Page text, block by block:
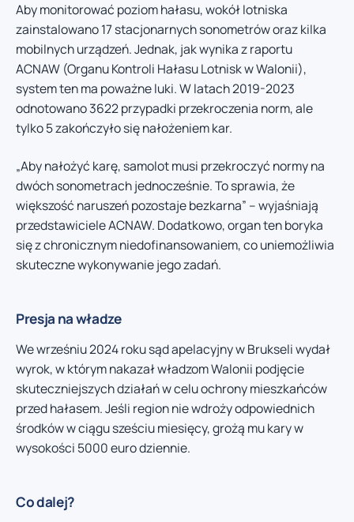
Aby monitorować poziom hałasu, wokół lotniska
zainstalowano 17 stacjonarnych sonometrów oraz kilka
mobilnych urządzeń. Jednak, jak wynika z raportu
ACNAW (Organu Kontroli Hałasu Lotnisk w Walonii),
system ten ma poważne luki. W latach 2019-2023
odnotowano 3622 przypadki przekroczenia norm, ale
tylko 5 zakończyło się nałożeniem kar.
„Aby nałożyć karę, samolot musi przekroczyć normy na
dwóch sonometrach jednocześnie. To sprawia, że
większość naruszeń pozostaje bezkarna” – wyjaśniają
przedstawiciele ACNAW. Dodatkowo, organ ten boryka
się z chronicznym niedofinansowaniem, co uniemożliwia
skuteczne wykonywanie jego zadań.
Presja na władze
We wrześniu 2024 roku sąd apelacyjny w Brukseli wydał
wyrok, w którym nakazał władzom Walonii podjęcie
skuteczniejszych działań w celu ochrony mieszkańców
przed hałasem. Jeśli region nie wdroży odpowiednich
środków w ciągu sześciu miesięcy, grożą mu kary w
wysokości 5000 euro dziennie.
Co dalej?